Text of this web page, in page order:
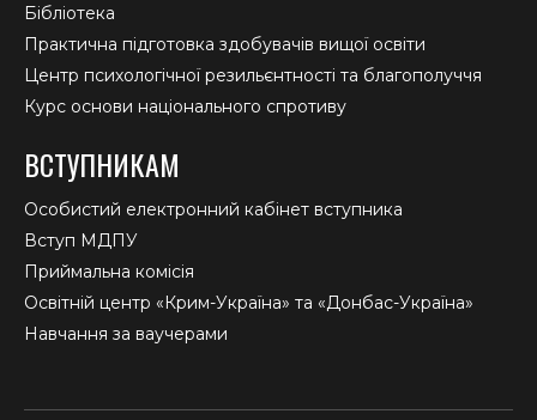
Бібліотека
Практична підготовка здобувачів вищої освіти
Центр психологічної резильєнтності та благополуччя
Курс основи національного спротиву
ВСТУПНИКАМ
Особистий електронний кабінет вступника
Вступ МДПУ
Приймальна комісія
Освітній центр «Крим-Україна» та «Донбас-Україна»
Навчання за ваучерами